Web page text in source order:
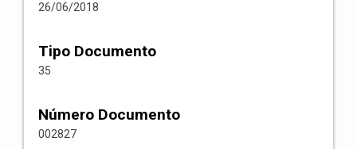
26/06/2018
Tipo Documento
35
Número Documento
002827